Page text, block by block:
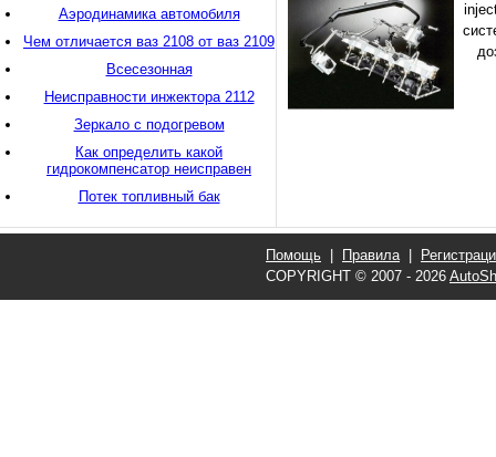
Аэродинамика автомобиля
Чем отличается ваз 2108 от ваз 2109
Всесезонная
Неисправности инжектора 2112
Зеркало с подогревом
Как определить какой
гидрокомпенсатор неисправен
Потек топливный бак
Помощь Правила|
COPYRIGHT © 2007 - 2026